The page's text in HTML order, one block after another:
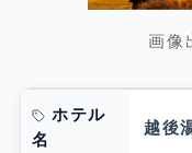
画像
ホテル
名
越後